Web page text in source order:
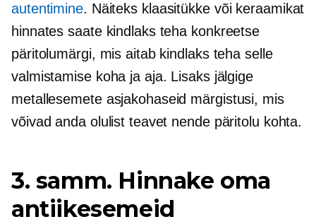
autentimine. Näiteks klaasitükke või keraamikat
hinnates saate kindlaks teha konkreetse
päritolumärgi, mis aitab kindlaks teha selle
valmistamise koha ja aja. Lisaks jälgige
metallesemete asjakohaseid märgistusi, mis
võivad anda olulist teavet nende päritolu kohta.
3. samm. Hinnake oma
antiikesemeid